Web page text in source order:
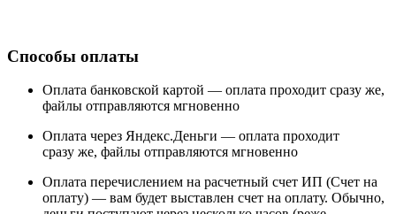
Способы оплаты
Оплата банковской картой — оплата проходит сразу же,
файлы отправляются мгновенно
Оплата через Яндекс.Деньги — оплата проходит
сразу же, файлы отправляются мгновенно
Оплата перечислением на расчетный счет ИП (Счет на
оплату) — вам будет выставлен счет на оплату. Обычно,